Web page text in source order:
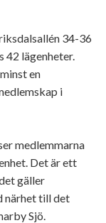
34-36
42 lägenheter.
en
i
medlemmarna
Det är ett
gäller
närhet till det
Sjö.